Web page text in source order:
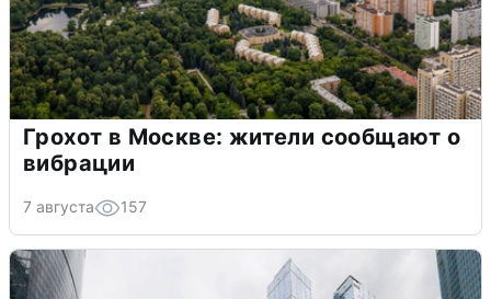
Грохот в Москве: жители сообщают о
вибрации
7 августа 157